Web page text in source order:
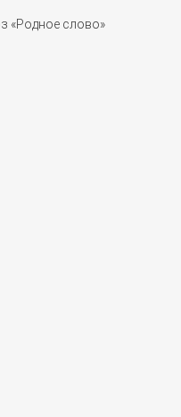
«Родное слово»